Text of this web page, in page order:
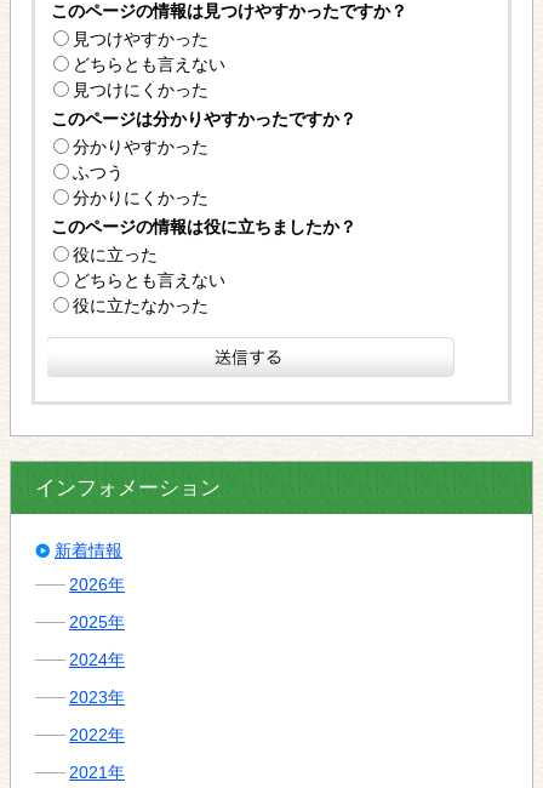
このページの情報は見つけやすかったですか？
見つけやすかった
どちらとも言えない
見つけにくかった
このページは分かりやすかったですか？
分かりやすかった
ふつう
分かりにくかった
このページの情報は役に立ちましたか？
役に立った
どちらとも言えない
役に立たなかった
インフォメーション
新着情報
2026年
2025年
2024年
2023年
2022年
2021年